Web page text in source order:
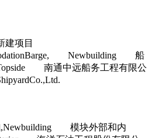
新建项目
Newbuilding 船
南通中远船务工程有限公
目
模块外部和内